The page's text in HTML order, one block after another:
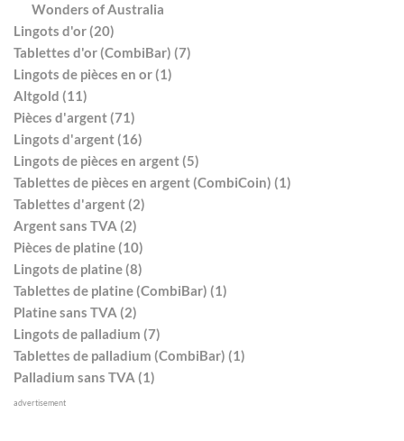
Wonders of Australia
Lingots d'or (20)
Tablettes d'or (CombiBar) (7)
Lingots de pièces en or (1)
Altgold (11)
Pièces d'argent (71)
Lingots d'argent (16)
Lingots de pièces en argent (5)
Tablettes de pièces en argent (CombiCoin) (1)
Tablettes d'argent (2)
Argent sans TVA (2)
Pièces de platine (10)
Lingots de platine (8)
Tablettes de platine (CombiBar) (1)
Platine sans TVA (2)
Lingots de palladium (7)
Tablettes de palladium (CombiBar) (1)
Palladium sans TVA (1)
advertisement